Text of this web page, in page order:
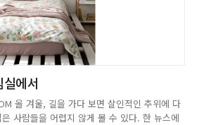
에서
올 겨울, 길을 가다 보면 살인적인 추위에 다
사람들을 어렵지 않게 볼 수 있다. 한 뉴스에